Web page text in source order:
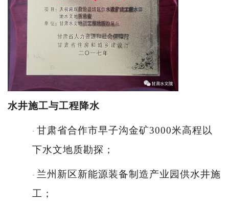
水井施工与工程降水
· 甘肃省合作市早子沟金矿3000米高程以
下水文地质勘探；
· 兰州新区新能源装备制造产业园供水井施
工；